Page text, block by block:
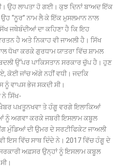
ਉਹ ਲਾਪਤਾ ਹੋ ਗਈ। ਕੁਝ ਦਿਨਾਂ ਬਾਅਦ ਇੱਕ
‘‘ਨੂਰ’’ ਨਾਮ ਲੈ ਕੇ ਇੱਕ ਮੁਸਲਮਾਨ ਨਾਲ
ਜਥੇਬੰਦੀਆਂ ਦਾ ਕਹਿਣਾ ਹੈ ਕਿ ਇਹ
ਹੈ ਅਤੇ ਨਿਕਾਹ ਵੀ ਜਾਅਲੀ ਹੈ। ਸਿੱਖ
ਧੋਖਾ ਕਰਕੇ ਗੁਰਧਾਮ ਯਾਤਰਾ ਵਿੱਚ ਸ਼ਾਮਲ
ਉੱਪਰ ਪਾਕਿਸਤਾਨ ਸਰਕਾਰ ਚੁੱਪ ਹੈ। ਹੁਣ
ਕੋਈ ਜਾਂਚ ਅੱਗੇ ਨਹੀਂ ਵਧੀ। ਜਦਕਿ
ਨੂੰ ਵਾਪਸ ਭੇਜ ਸਕਦੀ ਸੀ।
ਸਿੱਖ-
ਪਖ਼ਤੂਨਖਵਾ ਤੇ ਹੰਗੂ ਵਰਗੇ ਇਲਾਕਿਆਂ
ਨੂੰ ਅਗਵਾ ਕਰਕੇ ਜਬਰੀ ਇਸਲਾਮ ਕਬੂਲ
ਮੁੰਡਿਆਂ ਦੀ ਉਮਰ ਦੇ ਸਰਟੀਫਿਕੇਟ ਜਾਅਲੀ
ਇਸ ਵਿੱਚ ਸਾਥ ਦਿੰਦੇ ਨੇ। 2017 ਵਿੱਚ ਹੰਗੂ ਦੇ
ਅਫ਼ਸਰ ਉਨ੍ਹਾਂ ਨੂੰ ਇਸਲਾਮ ਕਬੂਲ